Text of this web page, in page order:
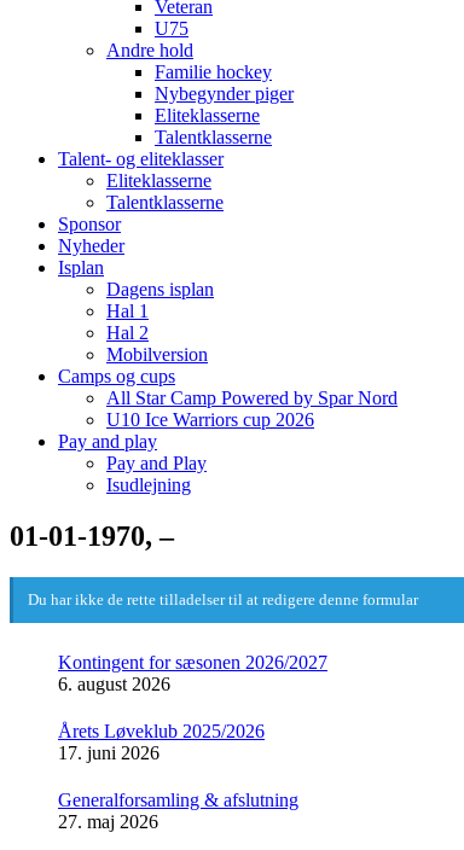
Veteran
U75
Andre hold
Familie hockey
Nybegynder piger
Eliteklasserne
Talentklasserne
Talent- og eliteklasser
Eliteklasserne
Talentklasserne
Sponsor
Nyheder
Isplan
Dagens isplan
Hal 1
Hal 2
Mobilversion
Camps og cups
All Star Camp Powered by Spar Nord
U10 Ice Warriors cup 2026
Pay and play
Pay and Play
Isudlejning
01-01-1970, –
Du har ikke de rette tilladelser til at redigere denne formular
Kontingent for sæsonen 2026/2027
6. august 2026
Årets Løveklub 2025/2026
17. juni 2026
Generalforsamling & afslutning
27. maj 2026